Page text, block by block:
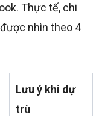
Thực tế, chi
nhìn theo 4
Lưu ý khi dự
trù